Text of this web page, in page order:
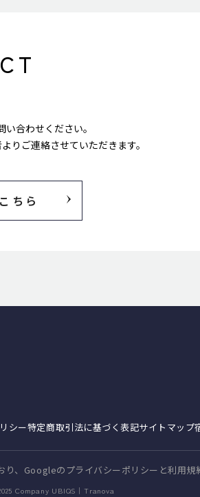
い合わせください。
りご連絡させていただきます。
ちら
シー特定商取引法に基づく表記サイトマップ
り、Googleのプライバシーポリシー と利用規
Company UBIQS｜Tranova